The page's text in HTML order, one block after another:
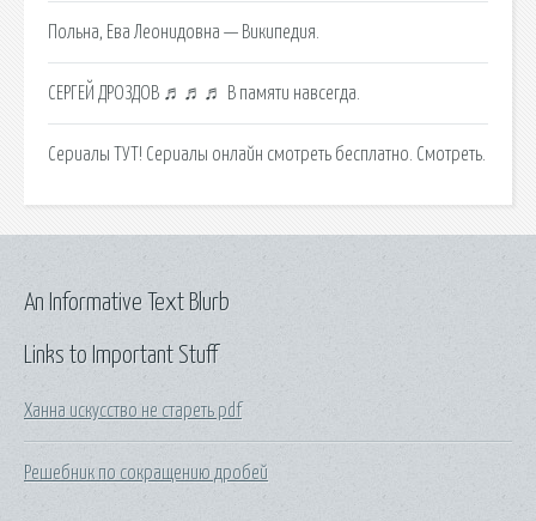
Польна, Ева Леонидовна — Википедия.
СЕРГЕЙ ДРОЗДОВ ♬♬♬ В памяти навсегда.
Сериалы ТУТ! Сериалы онлайн смотреть бесплатно. Смотреть.
Links to Important Stuff
Ханна искусство не стареть pdf
Решебник по сокращению дробей
An Informative Text Blurb